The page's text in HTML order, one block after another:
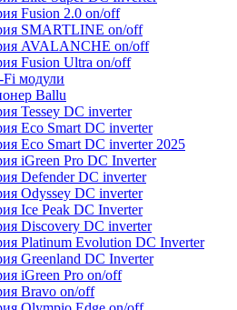
Fusion 2.0 on/off
SMARTLINE on/off
AVALANCHE on/off
Fusion Ultra on/off
Fi модули
Ballu
Tessey DC inverter
Eco Smart DC inverter
Eco Smart DC inverter 2025
iGreen Pro DC Inverter
Defender DC inverter
Odyssey DC inverter
Ice Peak DС Inverter
Discovery DC inverter
Platinum Evolution DC Inverter
Greenland DC Inverter
iGreen Pro on/off
Bravo on/off